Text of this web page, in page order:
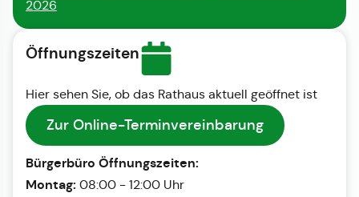
2026
Öffnungszeiten
Hier sehen Sie, ob das Rathaus aktuell geöffnet ist
Zur Online-Terminvereinbarung
Bürgerbüro Öffnungszeiten:
Montag: 08:00 - 12:00 Uhr